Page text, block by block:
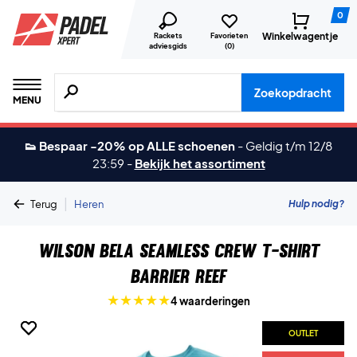
Rackets
adviesgids
Favorieten
(0)
0
Winkelwagentje
MENU
Zoeken naar producten, merken etc.
Zoekopdracht
👟 Bespaar -20% op ALLE schoenen - Geldig t/m 12/8
23:59 - Bekijk het assortiment
Terug | Heren Hulp nodig?
Wilson Bela Seamless Crew T-shirt
Barrier Reef
4 waarderingen
OUTLET
OUTLET